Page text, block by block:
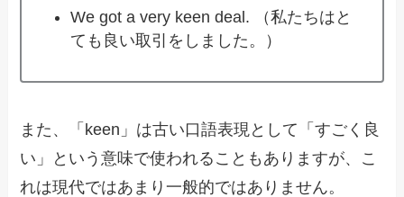
We got a very keen deal. （私たちはと
ても良い取引をしました。）
また、「keen」は古い口語表現として「すごく良
い」という意味で使われることもありますが、こ
れは現代ではあまり一般的ではありません。